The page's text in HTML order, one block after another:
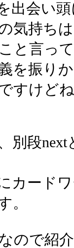
出会い
気持ち
と言っ
を振り
すけど
別段
カード
。
ので紹